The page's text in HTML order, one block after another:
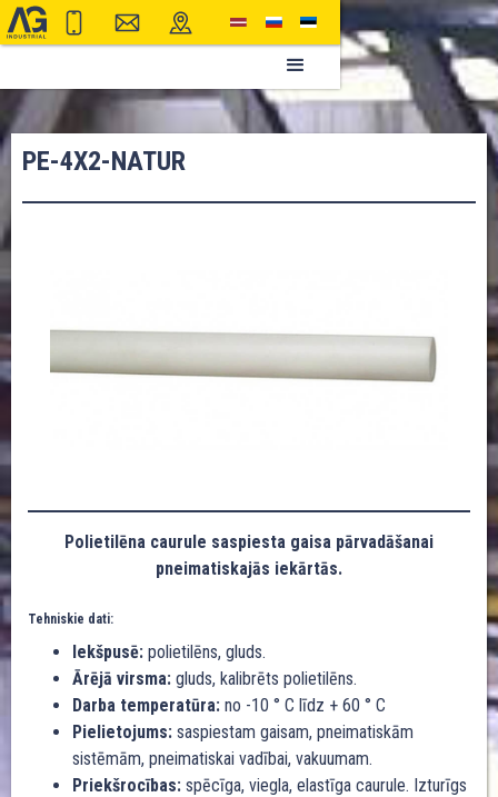
PE-4X2-NATUR
Polietilēna caurule saspiesta gaisa pārvadāšanai
pneimatiskajās iekārtās.
Tehniskie dati:
Iekšpusē: polietilēns, gluds.
Ārējā virsma: gluds, kalibrēts polietilēns.
Darba temperatūra: no -10 ° C līdz + 60 ° C
Pielietojums: saspiestam gaisam, pneimatiskām
sistēmām, pneimatiskai vadībai, vakuumam.
Priekšrocības: spēcīga, viegla, elastīga caurule. Izturīgs